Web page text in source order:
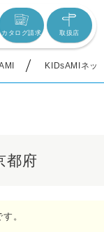
カタログ請求 取扱店
KIDsAMIネッ
都府
。